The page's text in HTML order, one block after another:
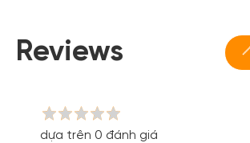
Reviews
dựa trên 0 đánh giá